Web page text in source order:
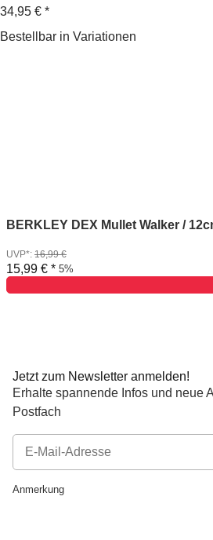
34,95 € *
Bestellbar in Variationen
BERKLEY DEX Mullet Walker /
UVP*: 16,99 €
15,99 € * 5%
Jetzt zum Newsletter anmelden!
Erhalte spannende Infos und neue
Postfach
Anmerkung